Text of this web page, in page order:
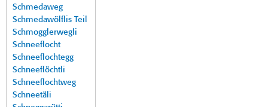
Schmedaweg
Schmedawölflis Teil
Schmogglerwegli
Schneeflocht
Schneeflochtegg
Schneeflöchtli
Schneeflochtweg
Schneetäli